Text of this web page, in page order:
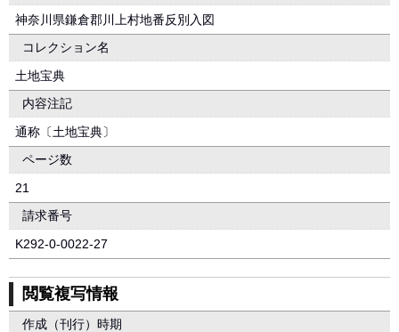
神奈川県鎌倉郡川上村地番反別入図
コレクション名
土地宝典
内容注記
通称〔土地宝典〕
ページ数
21
請求番号
K292-0-0022-27
閲覧複写情報
作成（刊行）時期